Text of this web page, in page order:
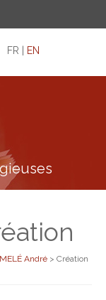
FR | EN
André > Création